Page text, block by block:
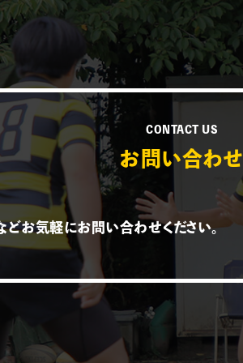
CONTACT US
お問い合わせ
どお気軽にお問い合わせください。